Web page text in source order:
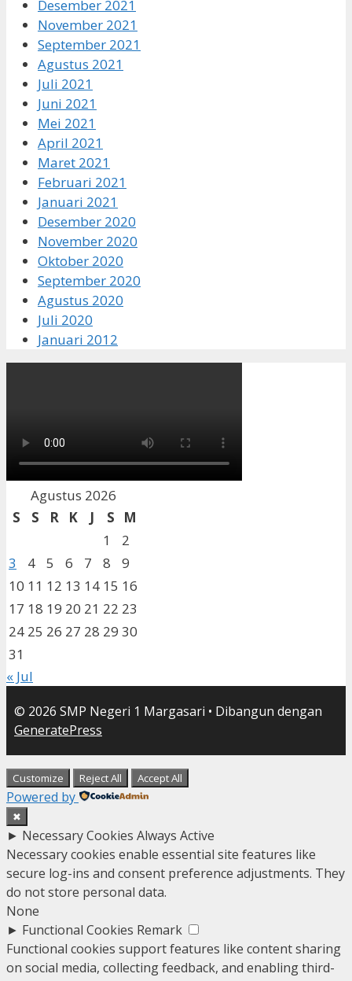
Desember 2021
November 2021
September 2021
Agustus 2021
Juli 2021
Juni 2021
Mei 2021
April 2021
Maret 2021
Februari 2021
Januari 2021
Desember 2020
November 2020
Oktober 2020
September 2020
Agustus 2020
Juli 2020
Januari 2012
Agustus 2026
S
S R K J S
M
1
2
3
4 5 6 7 8
9
10 11 12 13 14 15 16
17 18 19 20 21 22 23
24 25 26 27 28 29 30
31
« Jul
© 2026 SMP Negeri 1 Margasari • Dibangun dengan
GeneratePress
Customize Reject All Accept All
Powered by
✖
► Necessary Cookies Always Active
Necessary cookies enable essential site features like
secure log-ins and consent preference adjustments. They
do not store personal data.
None
► Functional Cookies Remark
Functional cookies support features like content sharing
on social media, collecting feedback, and enabling third-